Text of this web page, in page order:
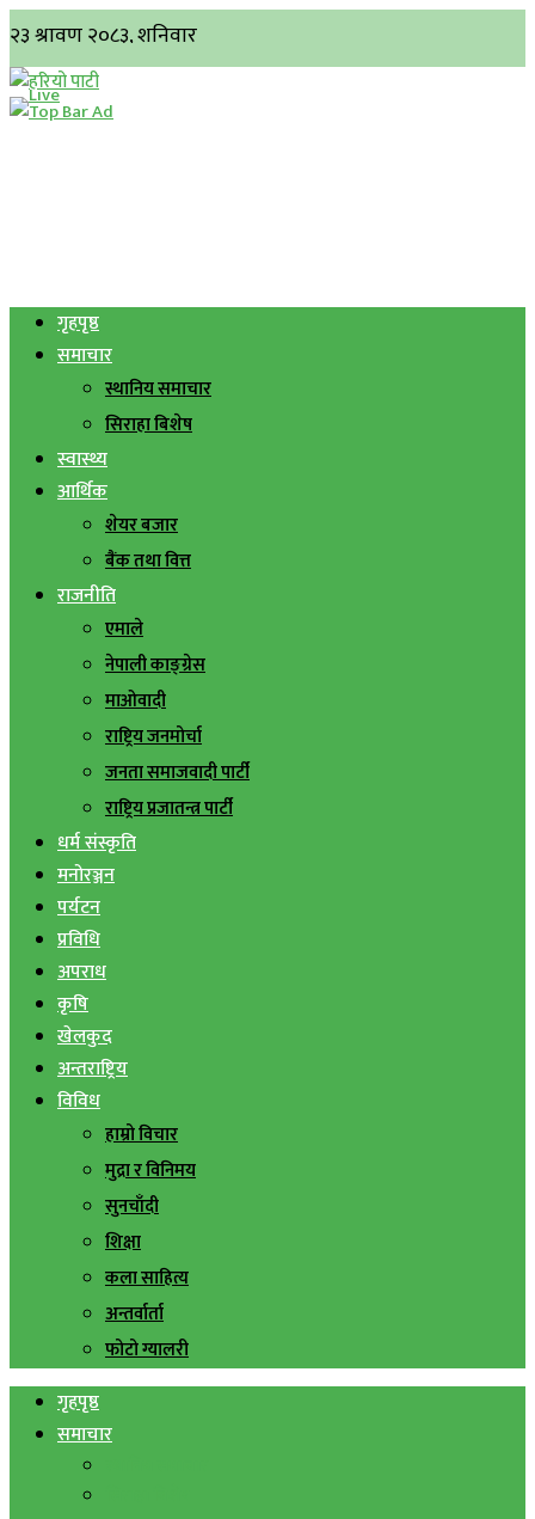
गृहपृष्ठ
समाचार
स्थानिय समाचार
सिराहा बिशेष
स्वास्थ्य
आर्थिक
शेयर बजार
बैंक तथा वित्त
राजनीति
एमाले
नेपाली काङ्ग्रेस
माओवादी
राष्ट्रिय जनमोर्चा
जनता समाजवादी पार्टी
राष्ट्रिय प्रजातन्त्र पार्टी
धर्म संस्कृति
मनोरञ्जन
पर्यटन
प्रविधि
अपराध
कृषि
खेलकुद
अन्तराष्ट्रिय
विविध
हाम्रो विचार
मुद्रा र विनिमय
सुनचाँदी
शिक्षा
कला साहित्य
अन्तर्वार्ता
फोटो ग्यालरी
गृहपृष्ठ
समाचार